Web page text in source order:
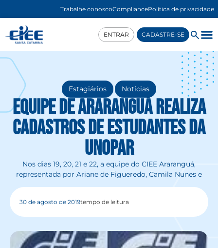
Trabalhe conoscoCompliancePolítica de privacidade
ENTRAR CADASTRE-SE
Estagiários , Notícias
Equipe de Araranguá realiza
cadastros de estudantes da
Unopar
Nos dias 19, 20, 21 e 22, a equipe do CIEE Araranguá,
representada por Ariane de Figueredo, Camila Nunes e
30 de agosto de 2019tempo de leitura